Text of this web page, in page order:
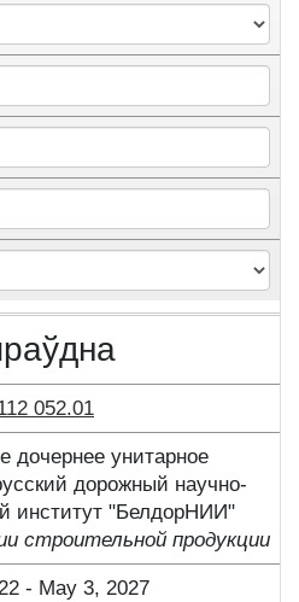
052.01
дочернее унитарное
дорожный научно-
институт "БелдорНИИ"
строительной продукции
- May 3, 2027